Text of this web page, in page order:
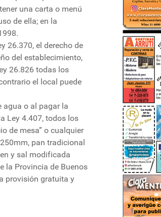
una carta o menú
de ella; en la
26.370, el derecho de
del establecimiento,
26.826 todas los
el local puede
agua o al pagar la
Ley 4.407, todos los
de mesa” o cualquier
pan tradicional
y sal modificada
la Provincia de Buenos
provisión gratuita y